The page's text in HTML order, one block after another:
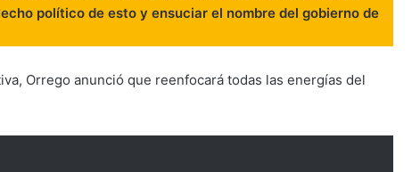
político de esto y ensuciar el nombre del gobierno de
Orrego anunció que reenfocará todas las energías del